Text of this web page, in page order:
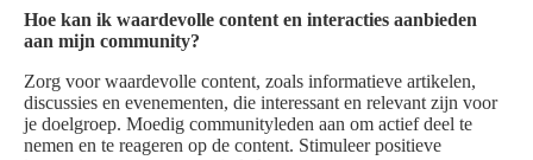
Hoe kan ik waardevolle content en interacties aanbieden
aan mijn community?
Zorg voor waardevolle content, zoals informatieve artikelen,
discussies en evenementen, die interessant en relevant zijn voor
je doelgroep. Moedig communityleden aan om actief deel te
nemen en te reageren op de content. Stimuleer positieve